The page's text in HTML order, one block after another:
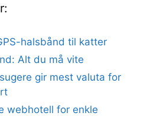
halsbånd til katter
Alt du må vite
gir mest valuta for
webhotell for enkle